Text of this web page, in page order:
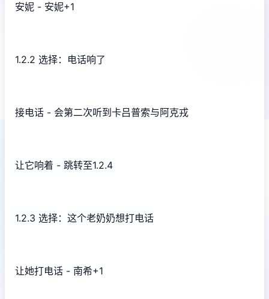
安妮 - 安妮+1
1.2.2 选择：电话响了
接电话 - 会第二次听到卡吕普索与阿克戎
让它响着 - 跳转至1.2.4
1.2.3 选择：这个老奶奶想打电话
让她打电话 - 南希+1